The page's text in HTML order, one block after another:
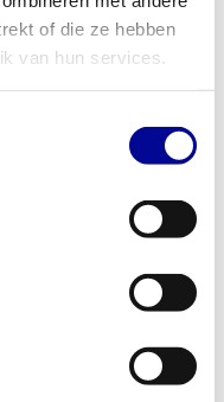
of die ze hebben
van hun services.
Life Fitness MJ5
Incl. btw